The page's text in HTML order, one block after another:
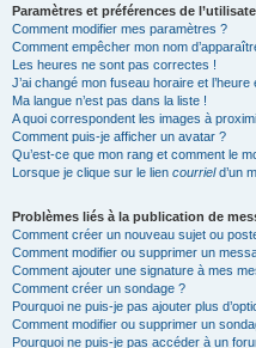
Paramètres et préférences de
Comment modifier mes paramètres ?
Comment empêcher mon nom
Les heures ne sont pas correctes !
J’ai changé mon fuseau horaire et
Ma langue n’est pas dans la liste !
A quoi correspondent les images à
Comment puis-je afficher un avatar ?
Qu’est-ce que mon rang et comment le
Lorsque je clique sur le lien courrield’un
Problèmes liés à la publication de
Comment créer un nouveau sujet ou
Comment modifier ou supprimer un
Comment ajouter une signature à mes
Comment créer un sondage ?
Pourquoi ne puis-je pas ajouter plus
Comment modifier ou supprimer un
Pourquoi ne puis-je pas accéder à un